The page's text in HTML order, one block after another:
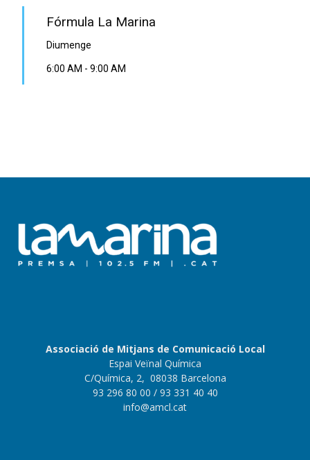
Fórmula La Marina
Diumenge
6:00 AM - 9:00 AM
Associació de Mitjans de Comunicació Local
Espai Veïnal Química
C/Química, 2, 08038 Barcelona
93 296 80 00 / 93 331 40 40
info@amcl.cat